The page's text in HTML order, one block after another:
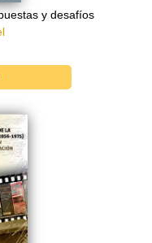
y desafíos